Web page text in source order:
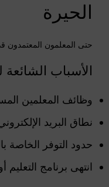
الحيرة
حتى المعلمون المعتمدون
الأسباب الشائعة
وظائف المعلمين
نطاق البريد
حدود التوفر الخاصة
انتهى برنامج التعليم